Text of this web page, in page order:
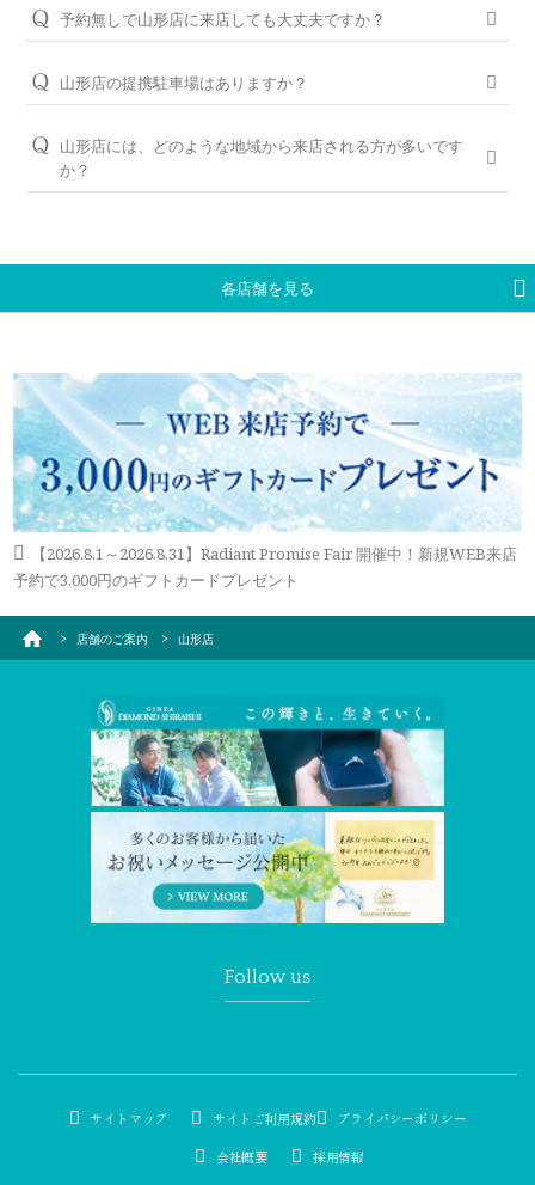
パーフェクトフィットカウンセリングと銀座ダイヤモンド
ただけるように、無期限メンテナンスを何度でもお受けできる
「永久保証サービス」を、全国の店舗にてご提供しておりま
お近くの銀座ダイヤモンドシライシの店舗へお気軽にご相談く
ださい。
＜銀座ダイヤモンドシライシの永久保証内容＞
「サイズ直し」「歪み直し」「石揺れ補修」「店頭クリーニン
グ」「再つや消し加工」「再ナノジュエリーコート加工」「レ
「新品交換（有料）」などがあります。
永久保証サービスについて
予約無しで山形店に来店しても大丈夫ですか？
WEBでの来店予約がおすすめです。
ジリング）・結婚指輪（マリッジリング）を試着頂いたお客様
には3,000円分のギフトカードをプレゼントしております。
お伝えいただくとスムーズにご案内が可能です。
山形店の提携駐車場はありますか？
場、七日町パーキングプラザ2、アズ七日町駐車場、N-
GATE（新七日町商店街駐車場）、山形市立病院済生会生館前
駐車場、山形市中央駐車場、栄玉堂駐車場、山形市香澄駐車
グと提携しております。
※当店ご滞在時間（上限2時間）の無料駐車券発行
山形店には、どのような地域から来店される方が多いです
か？
各店舗を見る
【2026.8.1～2026.8.31】Radiant Promise Fair 開催中！新規WEB来店
予約で3,000円のギフトカードプレゼント
店舗のご案内 山形店
Follow us
サイトマップ サイトご利用規約 プライバシーポリシー
会社概要 採用情報